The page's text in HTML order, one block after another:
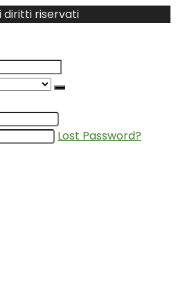
diritti riservati
Lost Password?